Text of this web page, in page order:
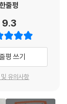
있다. 이 연구는
것인데, 프로필 사
성애 경향을 파악할
사회에 어떤 일이
채용되는 것을 꺼
과 그에 필연적으로
채용 과정에 도입
즘이 편향된 시각
이 입력한 데이터
오히려 인간이 사
한줄평
9.3
평 쓰기
유의사항